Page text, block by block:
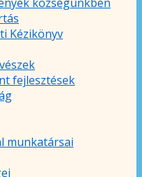
Kézikönyv
fejlesztések
munkatársai